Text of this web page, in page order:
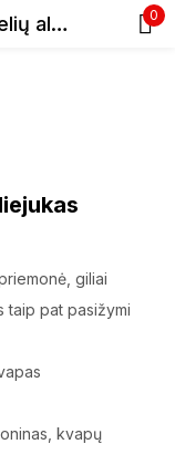
Adore professional odelių aliejukas Intense, 30ml 0
giliai
taip pat pasižymi
kvapų